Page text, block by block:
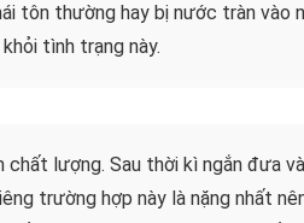
tôn thường hay bị nước tràn vào
tình trạng này.
lượng. Sau thời kì ngắn đưa
trường hợp này là nặng nhất